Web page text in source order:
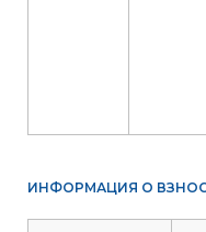
ИНФОРМАЦИЯ О